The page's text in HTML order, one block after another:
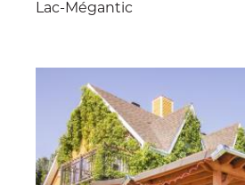
Lac-Mégantic